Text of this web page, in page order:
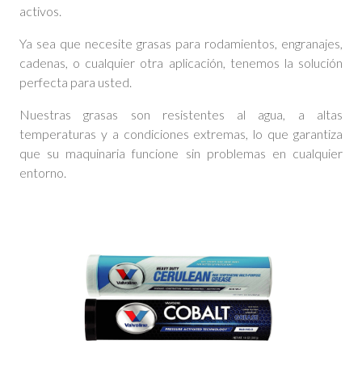
activos.
Ya sea que necesite grasas para rodamientos, engranajes,
cadenas, o cualquier otra aplicación, tenemos la solución
perfecta para usted.
Nuestras grasas son resistentes al agua, a altas
temperaturas y a condiciones extremas, lo que garantiza
que su maquinaria funcione sin problemas en cualquier
entorno.